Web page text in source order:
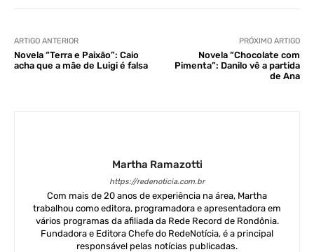
ARTIGO ANTERIOR
Novela “Terra e Paixão”: Caio
acha que a mãe de Luigi é falsa
PRÓXIMO ARTIGO
Novela “Chocolate com
Pimenta”: Danilo vê a partida
de Ana
Martha Ramazotti
https://redenoticia.com.br
Com mais de 20 anos de experiência na área, Martha
trabalhou como editora, programadora e apresentadora em
vários programas da afiliada da Rede Record de Rondônia.
Fundadora e Editora Chefe do RedeNotícia, é a principal
responsável pelas notícias publicadas.